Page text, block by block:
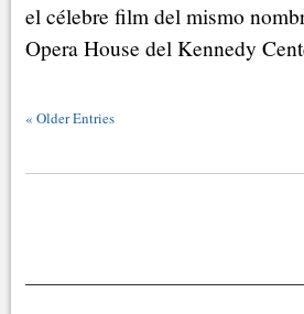
el célebre film del mismo
Opera House del Kennedy
« Older Entries